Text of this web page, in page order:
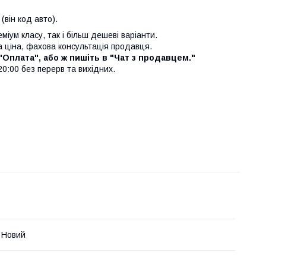
код авто).
класу, так і більш дешеві варіанти.
фахова консультація продавця.
або ж пишіть в "Чат з продавцем."
без перерв та вихідних.
Новий